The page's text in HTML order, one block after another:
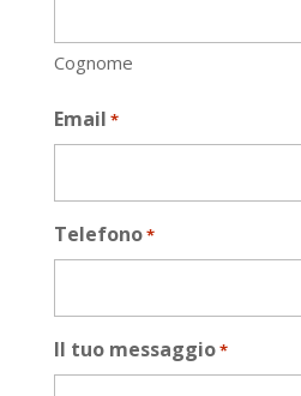
Cognome
Email *
Telefono*
Il tuo messaggio*